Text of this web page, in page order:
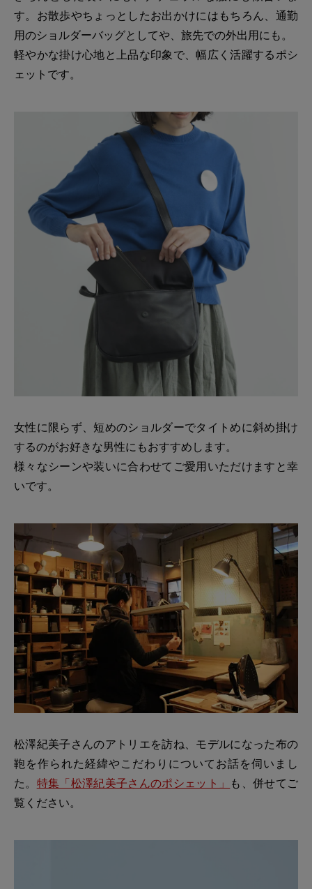
す。お散歩やちょっとしたお出かけにはもちろん、通勤
用のショルダーバッグとしてや、旅先での外出用にも。
軽やかな掛け心地と上品な印象で、幅広く活躍するポシ
ェットです。
女性に限らず、短めのショルダーでタイトめに斜め掛け
するのがお好きな男性にもおすすめします。
様々なシーンや装いに合わせてご愛用いただけますと幸
いです。
松澤紀美子さんのアトリエを訪ね、モデルになった布の
鞄を作られた経緯やこだわりについてお話を伺いまし
た。 特集「松澤紀美子さんのポシェット」 も、併せてご
覧ください。